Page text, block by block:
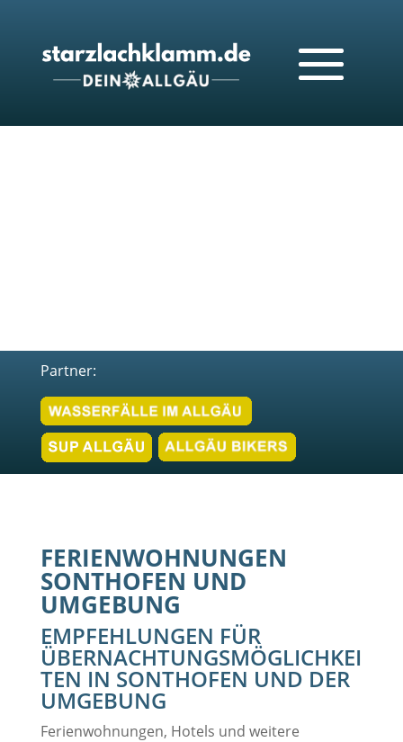
Partner:
FERIENWOHNUNGEN
SONTHOFEN UND
UMGEBUNG
EMPFEHLUNGEN FÜR
ÜBERNACHTUNGSMÖGLICHKEI
TEN IN SONTHOFEN UND DER
UMGEBUNG
Ferienwohnungen, Hotels und weitere